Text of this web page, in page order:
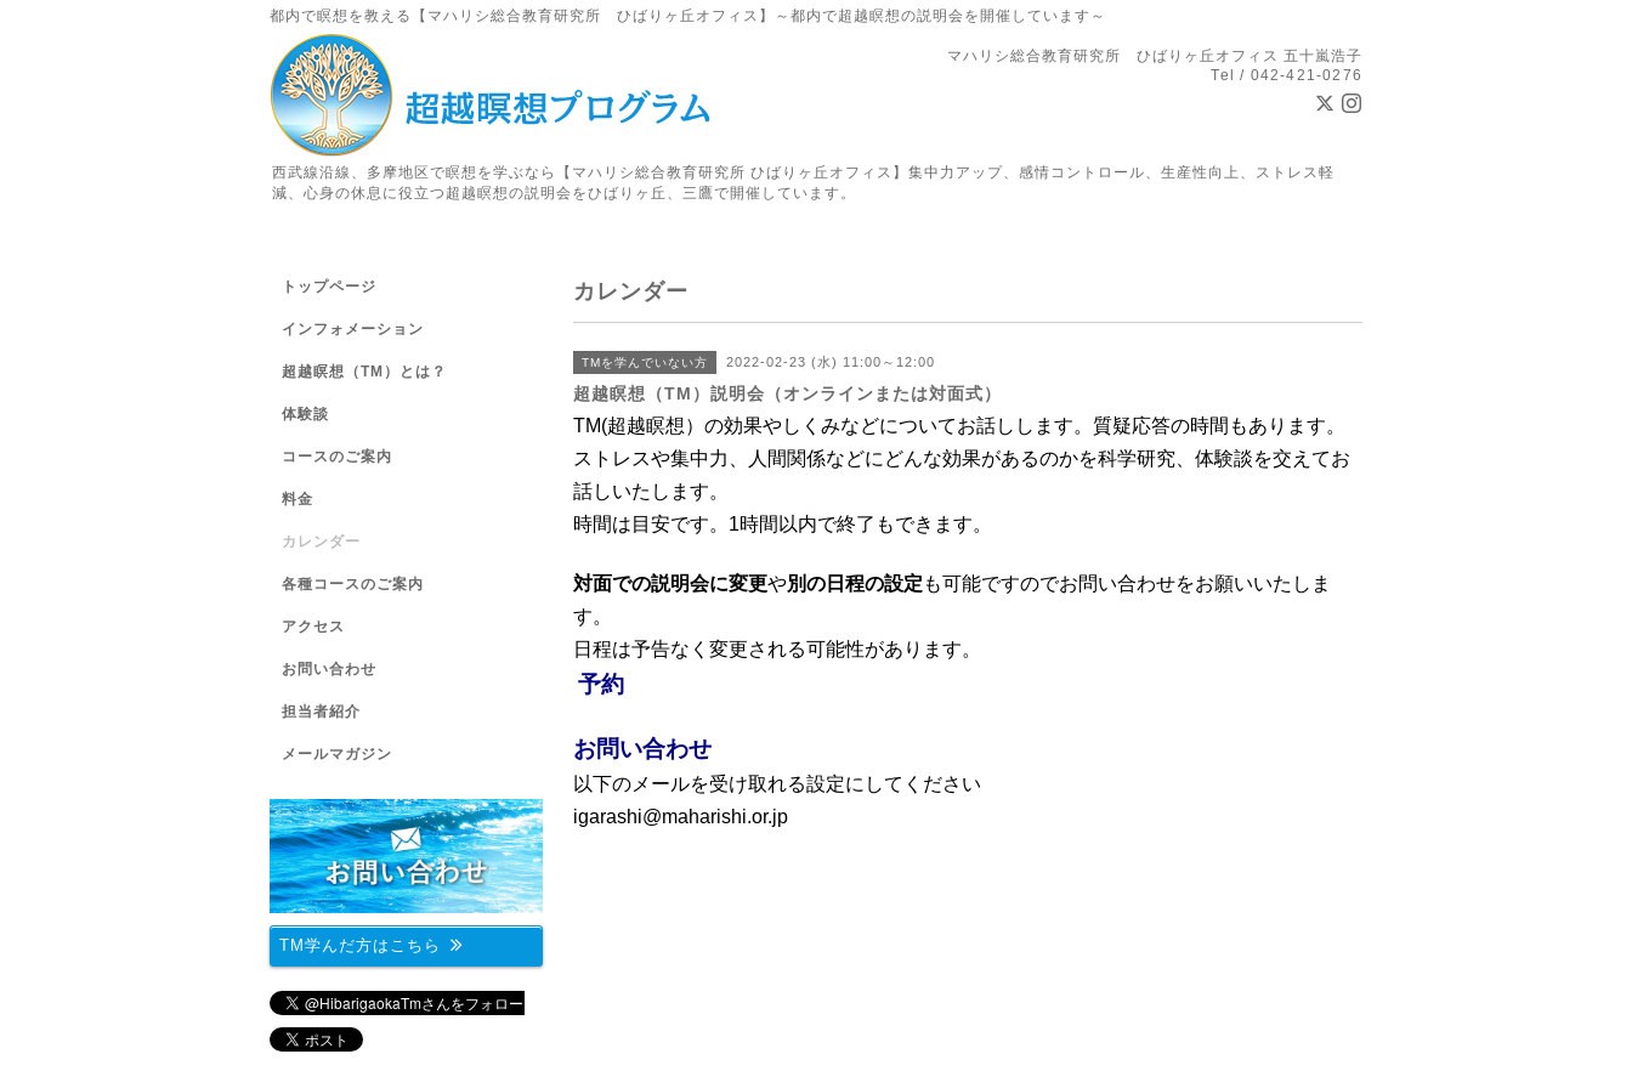
都内で瞑想を教える【マハリシ総合教育研究所 ひばりヶ丘オフィス】～都内で超越瞑想の説明会を開催しています～
マハリシ総合教育研究所 ひばりヶ丘オフィス 五十嵐浩子
Tel / 042-421-0276
西武線沿線、多摩地区で瞑想を学ぶなら【マハリシ総合教育研究所 ひばりヶ丘オフィス】集中力アップ、感情コントロール、生産性向上、ストレス軽
減、心身の休息に役立つ超越瞑想の説明会をひばりヶ丘、三鷹で開催しています。
カレンダー
TMを学んでいない方 2022-02-23 (水) 11:00～12:00
超越瞑想（TM）説明会（オンラインまたは対面式）
TM(超越瞑想）の効果やしくみなどについてお話しします。 質疑応答の時間もあります。
ストレスや集中力、人間関係などにどんな効果があるのかを科学研究、体験談を交えてお
話しいたします。
時間は目安です。1時間以内で終了もできます。
対面での説明会に変更や別の日程の設定 も可能ですのでお問い合わせをお願いいたしま
す。
日程は予告なく変更される可能性があります。
予約
お問い合わせ
以下のメールを受け取れる設定にしてください
igarashi@maharishi.or.jp
トップページ
インフォメーション
超越瞑想（TM）とは？
体験談
コースのご案内
料金
カレンダー
各種コースのご案内
アクセス
お問い合わせ
担当者紹介
メールマガジン
TM学んだ方はこちら